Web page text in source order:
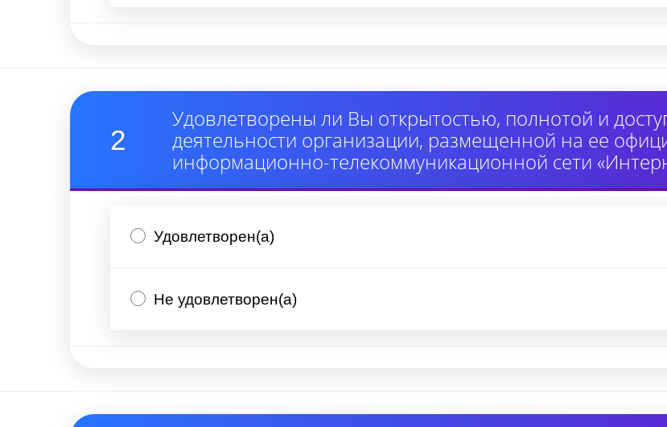
2
Удовлетворены ли Вы открытостью, полнотой и
деятельности организации, размещенной на ее
информационно-телекоммуникационной сети
Удовлетворен(а)
Не удовлетворен(а)